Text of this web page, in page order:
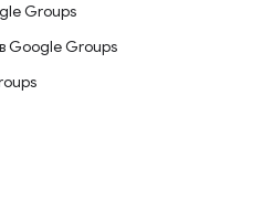
Groups
Google Groups